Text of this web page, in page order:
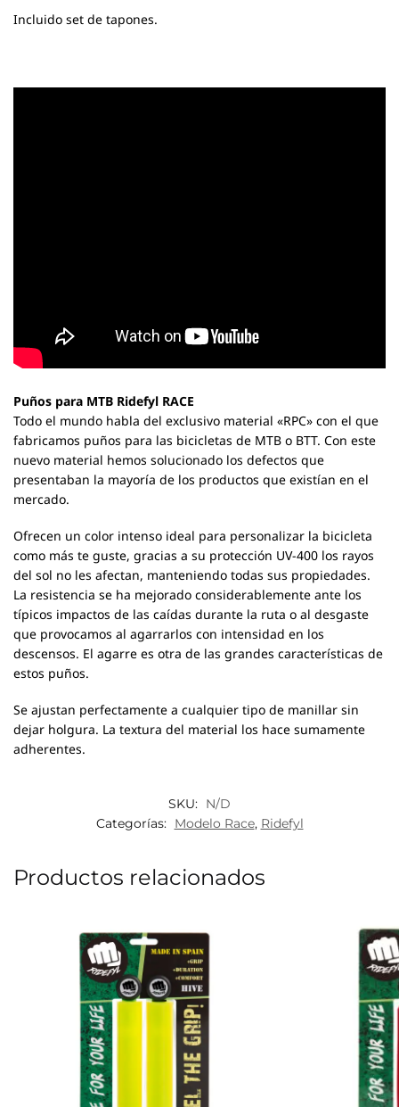
Incluido set de tapones.
Puños para MTB Ridefyl RACE
Todo el mundo habla del exclusivo material «RPC» con el que
fabricamos puños para las bicicletas de MTB o BTT. Con este
nuevo material hemos solucionado los defectos que
presentaban la mayoría de los productos que existían en el
mercado.
Ofrecen un color intenso ideal para personalizar la bicicleta
como más te guste, gracias a su protección UV-400 los rayos
del sol no les afectan, manteniendo todas sus propiedades.
La resistencia se ha mejorado considerablemente ante los
típicos impactos de las caídas durante la ruta o al desgaste
que provocamos al agarrarlos con intensidad en los
descensos. El agarre es otra de las grandes características de
estos puños.
Se ajustan perfectamente a cualquier tipo de manillar sin
dejar holgura. La textura del material los hace sumamente
adherentes.
SKU: N/D
Categorías: Modelo Race, Ridefyl
Productos relacionados